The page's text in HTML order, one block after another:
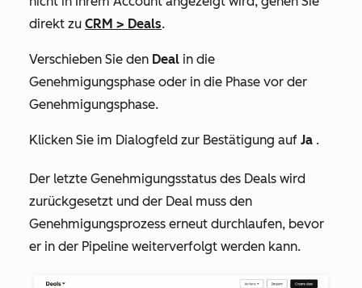
direkt zu CRM > Deals.
Verschieben Sie den Deal in die
Genehmigungsphase oder in die Phase vor der
Genehmigungsphase.
Klicken Sie im Dialogfeld zur Bestätigung auf Ja .
Der letzte Genehmigungsstatus des Deals wird
zurückgesetzt und der Deal muss den
Genehmigungsprozess erneut durchlaufen, bevor
er in der Pipeline weiterverfolgt werden kann.